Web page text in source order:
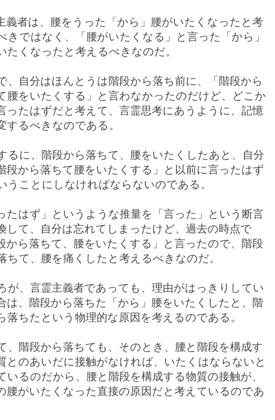
義者は、腰をうった「から」腰がいたくなったと考
きではなく、「腰がいたくなる」と言った「から」
たくなったと考えるべきなのだ。
、自分はほんとうは階段から落ち前に、「階段から
腰をいたくする」と言わなかったのだけど、どこか
ったはずだと考えて、言霊思考にあうように、記憶
するべきなのである。
るに、階段から落ちて、腰をいたくしたあと、自分
段から落ちて腰をいたくする」と以前に言ったはず
うことにしなければならないのである。
たはず」というような推量を「言った」という断言
して、自分は忘れてしまったけど、過去の時点で
から落ちて、腰をいたくする」と言ったので、階段
ちて、腰を痛くしたと考えるべきなのだ。
が、言霊主義者であっても、理由がはっきりしてい
は、階段から落ちた「から」腰をいたくしたと、階
落ちたという物理的な原因を考えるのである。
、階段から落ちても、そのとき、腰と階段を構成す
とのあいだに接触がなければ、いたくはならないと
いるのだから、腰と階段を構成する物質の接触が、
腰がいたくなった直接の原因だと考えているのであ